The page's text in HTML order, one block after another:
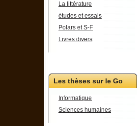
La littérature
études et essais
Polars et S-F
Livres divers
Les thèses sur le Go
Informatique
Sciences humaines